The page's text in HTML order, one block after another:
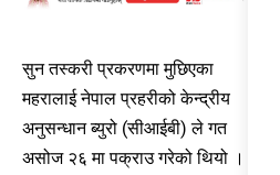
सुन तस्करी प्रकरणमा मुछिएका
महरालाई नेपाल प्रहरीको केन्द्रीय
अनुसन्धान ब्युरो (सीआईबी) ले गत
असोज २६ मा पक्राउ गरेको थियो ।